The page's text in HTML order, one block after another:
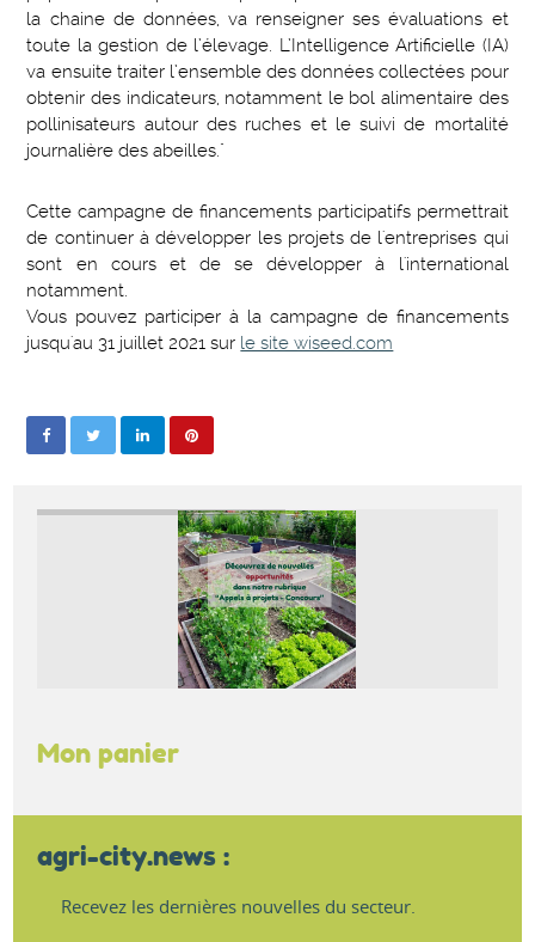
la chaine de données, va renseigner ses évaluations et
toute la gestion de l’élevage. L’Intelligence Artificielle (IA)
va ensuite traiter l’ensemble des données collectées pour
obtenir des indicateurs, notamment le bol alimentaire des
pollinisateurs autour des ruches et le suivi de mortalité
journalière des abeilles."
Cette campagne de financements participatifs permettrait
de continuer à développer les projets de l'entreprises qui
sont en cours et de se développer à l'international
notamment.
Vous pouvez participer à la campagne de financements
jusqu'au 31 juillet 2021 sur le site wiseed.com
Mon panier
agri-city.news :
Recevez les dernières nouvelles du secteur.